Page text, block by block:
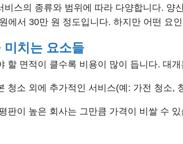
비스의 종류와 범위에 따라 다양합니다.
에서 30만 원 정도입니다. 하지만 어떤 요
미치는 요소들
할 면적이 클수록 비용이 많이 듭니다. 대
청소 외에 추가적인 서비스(예: 가전 청소,
판이 높은 회사는 그만큼 가격이 비쌀 수